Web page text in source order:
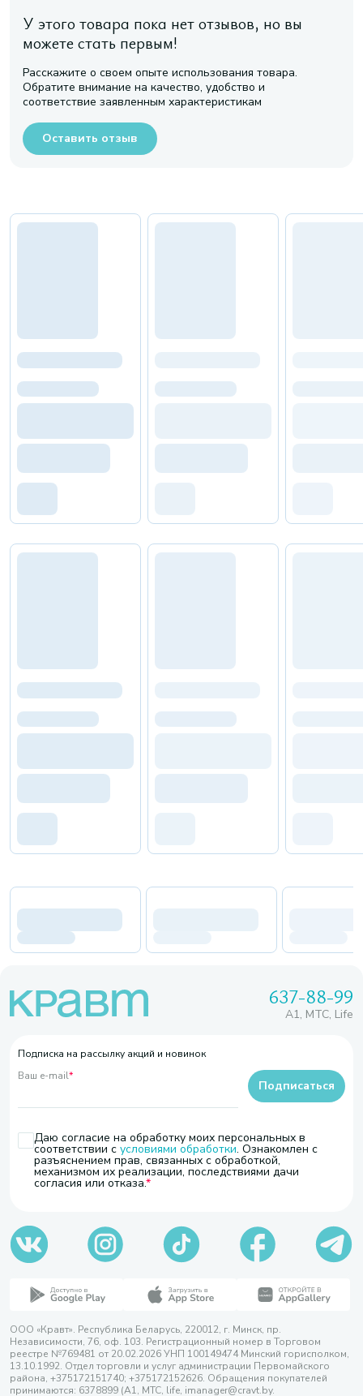
У этого товара пока нет отзывов, но вы
можете стать первым!
Расскажите о своем опыте использования товара.
Обратите внимание на качество, удобство и
соответствие заявленным характеристикам
Оставить отзыв
637-88-99
A1, МТС, Life
Подписка на рассылку акций и новинок
Ваш e-mail*
Даю согласие на обработку моих персональных в
соответствии с условиями обработки. Ознакомлен с
разъяснением прав, связанных с обработкой,
механизмом их реализации, последствиями дачи
согласия или отказа.
Подписаться
ООО «Кравт». Республика Беларусь, 220012, г. Минск, пр.
Независимости, 76, оф. 103. Регистрационный номер в Торговом
реестре №769481 от 20.02.2026 УНП 100149474 Минский горисполком,
13.10.1992. Отдел торговли и услуг администрации Первомайского
района, +375172151740; +375172152626. Обращения покупателей
принимаются: 6378899 (А1, МТС, life, imanager@cravt.by.